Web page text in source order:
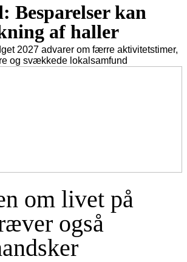
Besparelser kan
af haller
2027 advarer om færre aktivitetstimer,
og svækkede lokalsamfund
om livet på
også